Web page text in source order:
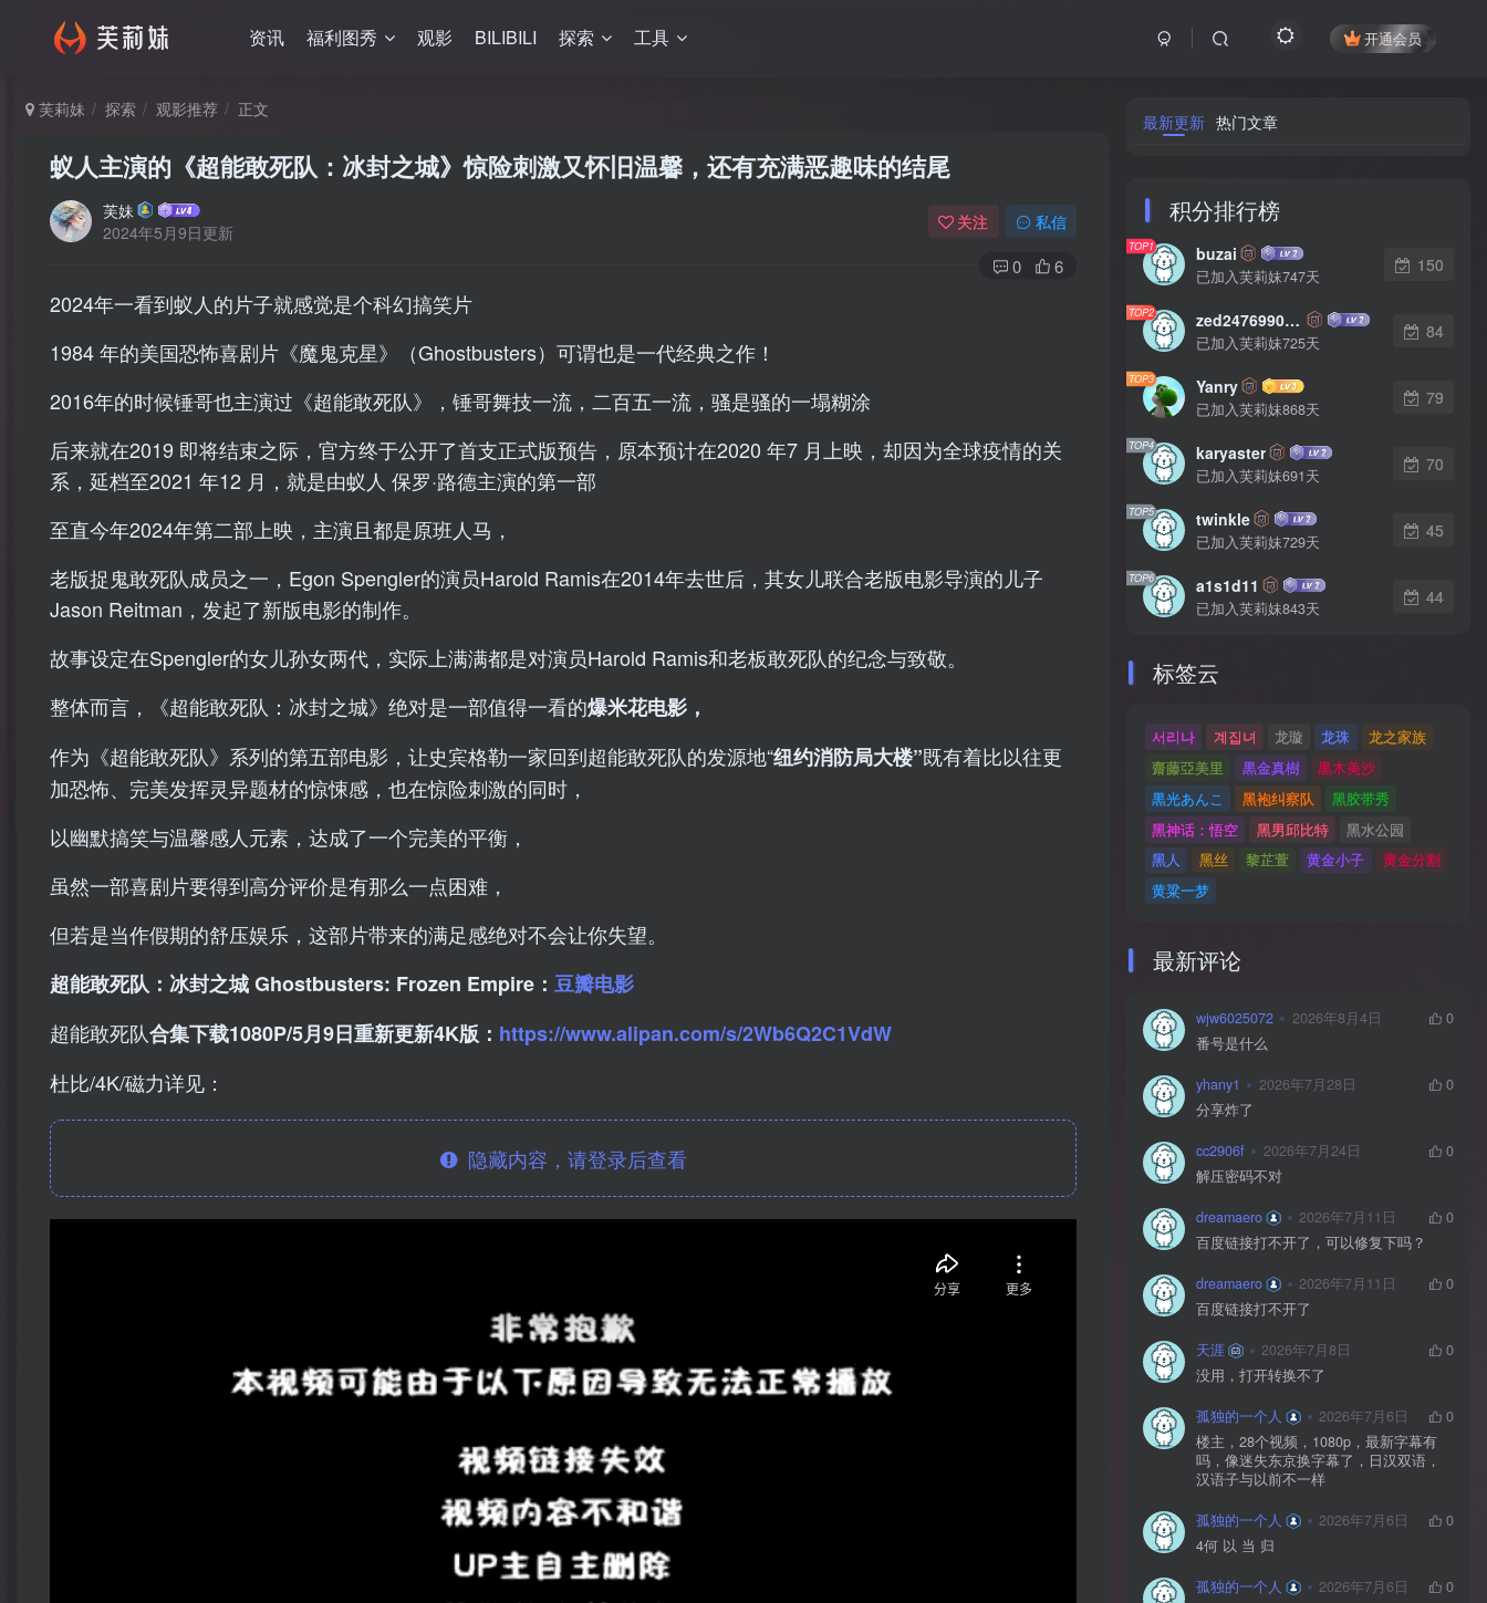
资讯 福利图秀 观影 BILIBILI 探索 工具 开通会员
芙莉妹 探索 观影推荐 正文
蚁人主演的《超能敢死队：冰封之城》惊险刺激又怀旧温馨，还有充满恶趣味的结尾​
芙妹
2024年5月9日更新
关注 私信
0 6
2024年一看到蚁人的片子就感觉是个科幻搞笑片
1984 年的美国恐怖喜剧片《魔鬼克星》（Ghostbusters）可谓也是一代经典之作！
2016年的时候锤哥也主演过《超能敢死队》，锤哥舞技一流，二百五一流，骚是骚的一塌糊涂
后来就在2019 即将结束之际，官方终于公开了首支正式版预告，原本预计在2020 年7 月上映，却因为全球疫情的关
系，延档至2021 年12 月，就是由蚁人 保罗·路德主演的第一部
至直今年2024年第二部上映，主演且都是原班人马，
老版捉鬼敢死队成员之一，Egon Spengler的演员Harold Ramis在2014年去世后，其女儿联合老版电影导演的儿子
Jason Reitman，发起了新版电影的制作。
故事设定在Spengler的女儿孙女两代，实际上满满都是对演员Harold Ramis和老板敢死队的纪念与致敬。
整体而言，《超能敢死队：冰封之城》绝对是一部值得一看的爆米花电影，
作为《超能敢死队》系列的第五部电影，让史宾格勒一家回到超能敢死队的发源地“纽约消防局大楼”既有着比以往更
加恐怖、完美发挥灵异题材的惊悚感，也在惊险刺激的同时，
以幽默搞笑与温馨感人元素，达成了一个完美的平衡，
虽然一部喜剧片要得到高分评价是有那么一点困难，
但若是当作假期的舒压娱乐，这部片带来的满足感绝对不会让你失望。
超能敢死队：冰封之城 Ghostbusters: Frozen Empire： 豆瓣电影
超能敢死队合集下载1080P/5月9日重新更新4K版： https://www.alipan.com/s/2Wb6Q2C1VdW
杜比/4K/磁力详见：
隐藏内容，请登录后查看
最新更新 热门文章
积分排行榜
TOP1 buzai
已加入芙莉妹747天
150
TOP2 zed2476990542
已加入芙莉妹725天
84
TOP3 Yanry
已加入芙莉妹868天
79
TOP4 karyaster
已加入芙莉妹691天
70
TOP5 twinkle
已加入芙莉妹729天
45
TOP6 a1s1d11
已加入芙莉妹843天
44
标签云
서리나 계집녀 龙璇 龙珠
龙之家族
齋藤亞美里
黒金真樹
黒木美沙
黒光あんこ
黑袍纠察队
黑胶带秀
黑神话：悟空
黑男邱比特
黑水公园
黑人
黑丝 黎芷萱 黄金小子
黄金分割
黄粱一梦
最新评论
wjw6025072 2026年8月4日
0
番号是什么
yhany1 2026年7月28日
0
分享炸了
cc2906f 2026年7月24日
0
解压密码不对
dreamaero 2026年7月11日
0
百度链接打不开了，可以修复下吗？
dreamaero 2026年7月11日
0
百度链接打不开了
天涯 2026年7月8日
0
没用，打开转换不了
孤独的一个人 2026年7月6日
0
楼主，28个视频，1080p，最新字幕有
吗，像迷失东京换字幕了，日汉双语，
汉语子与以前不一样
孤独的一个人 2026年7月6日
0
4何 以 当 归
孤独的一个人 2026年7月6日
0